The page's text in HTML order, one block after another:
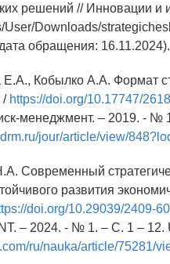
решений // Инновации и
User/Downloads/
обращения: 16.11.2024).
Кобылко А.А. Формат
/ https://doi.org/10.17747/
менеджмент. – 2019. - №
jour/article/view/
Современный
развития
doi.org/10.29039/2409-
– 2024. - № 1. – С. 1 – 12.
ru/nauka/article/75281/